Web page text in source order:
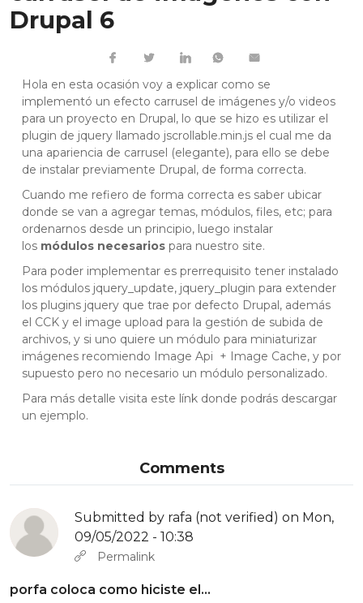
Drupal 6
Hola en esta ocasión voy a explicar como se
implementó un efecto carrusel de imágenes y/o videos
para un proyecto en Drupal, lo que se hizo es utilizar el
plugin de jquery llamado jscrollable.min.js el cual me da
una apariencia de carrusel (elegante), para ello se debe
de instalar previamente Drupal, de forma correcta.
Cuando me refiero de forma correcta es saber ubicar
donde se van a agregar temas, módulos, files, etc; para
ordenarnos desde un principio, luego instalar
los módulos necesarios para nuestro site.
Para poder implementar es prerrequisito tener instalado
los módulos jquery_update, jquery_plugin para extender
los plugins jquery que trae por defecto Drupal, además
el CCK y el image upload para la gestión de subida de
archivos, y si uno quiere un módulo para miniaturizar
imágenes recomiendo Image Api + Image Cache, y por
supuesto pero no necesario un módulo personalizado.
Para más detalle visita este línk donde podrás descargar
un ejemplo.
Comments
Submitted by rafa (not verified) on Mon,
09/05/2022 - 10:38
Permalink
porfa coloca como hiciste el…